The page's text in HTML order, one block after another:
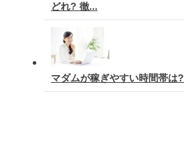
どれ? 徹...
マダムが稼ぎやすい時間帯は?